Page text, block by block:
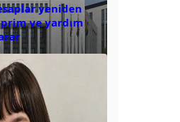
yeniden
prim ve yardım